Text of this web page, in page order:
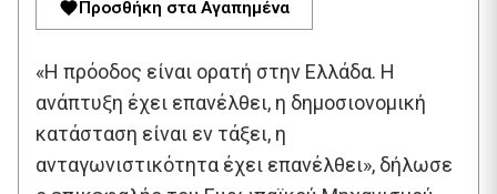
Προσθήκη στα Αγαπημένα
«Η πρόοδος είναι ορατή στην Ελλάδα. Η
ανάπτυξη έχει επανέλθει, η δημοσιονομική
κατάσταση είναι εν τάξει, η
ανταγωνιστικότητα έχει επανέλθει», δήλωσε